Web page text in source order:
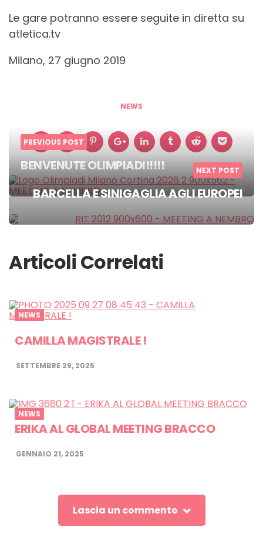
Le gare potranno essere seguite in diretta su
atletica.tv
Milano, 27 giugno 2019
NEWS
Post
navigation
PREVIOUS POST
BENVENUTE OLIMPIADI!!!!! NEXT POST
BARCELLA E SINIGAGLIA AGLI EUROPEI
Articoli Correlati
NEWS
CAMILLA MAGISTRALE !
SETTEMBRE 29, 2025
NEWS
ERIKA AL GLOBAL MEETING BRACCO
GENNAIO 21, 2025
Lascia un commento